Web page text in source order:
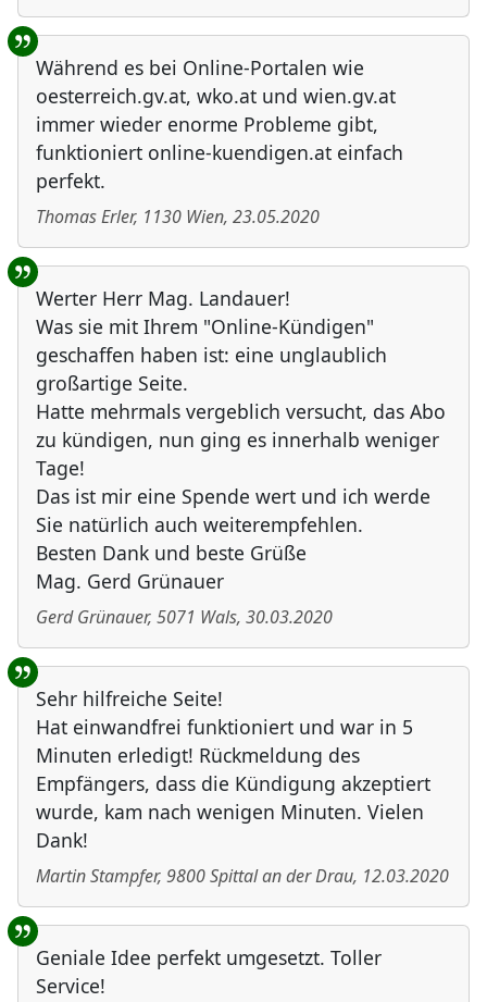
Während es bei Online-Portalen wie
oesterreich.gv.at, wko.at und wien.gv.at
immer wieder enorme Probleme gibt,
funktioniert online-kuendigen.at einfach
perfekt.
Thomas Erler, 1130 Wien, 23.05.2020
Werter Herr Mag. Landauer!
Was sie mit Ihrem "Online-Kündigen"
geschaffen haben ist: eine unglaublich
großartige Seite.
Hatte mehrmals vergeblich versucht, das Abo
zu kündigen, nun ging es innerhalb weniger
Tage!
Das ist mir eine Spende wert und ich werde
Sie natürlich auch weiterempfehlen.
Besten Dank und beste Grüße
Mag. Gerd Grünauer
Gerd Grünauer, 5071 Wals, 30.03.2020
Sehr hilfreiche Seite!
Hat einwandfrei funktioniert und war in 5
Minuten erledigt! Rückmeldung des
Empfängers, dass die Kündigung akzeptiert
wurde, kam nach wenigen Minuten. Vielen
Dank!
Martin Stampfer, 9800Spittal an der Drau, 12.03.2020
Geniale Idee perfekt umgesetzt. Toller
Service!